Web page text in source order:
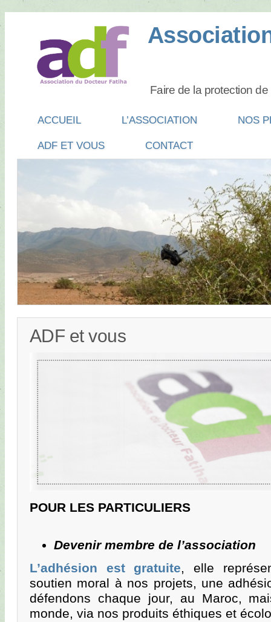
Faire de la protection
Main menu
SKIP
TO
ACCUEIL L’ASSOCIATION NOS
ADF ET VOUS CONTACT
ADF et vous
POUR LES PARTICULIERS
Devenir membre de l’association
L’adhésion est gratuite, elle
soutien moral à nos projets, une
défendons chaque jour, au Maroc,
monde, via nos produits éthiques et